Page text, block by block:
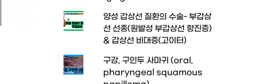
양성 갑상선 질환의 수술- 부갑상
선 선종(원발성 부갑상선 항진증)
& 갑상선 비대증(고이터)
구강, 구인두 사마귀 (oral,
pharyngeal squamous